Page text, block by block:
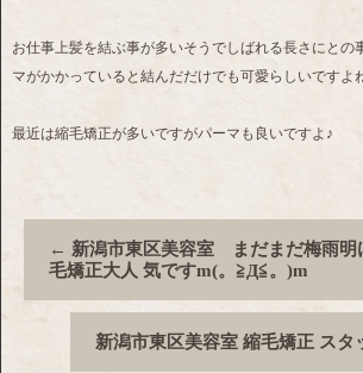
お仕事上髪を結ぶ事が多いそうでしばれる長さにとの
マがかかっていると結んだだけでも可愛らしいですよ
最近は縮毛矯正が多いですがパーマも良いですよ♪
← 新潟市東区美容室 まだまだ梅雨明
毛矯正大人 気ですm(。≧Д≦。)m
新潟市東区美容室 縮毛矯正 スタ